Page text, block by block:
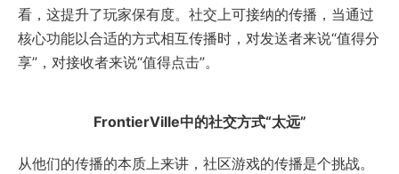
看，这提升了玩家保有度。社交上可接纳的传播，当通过
核心功能以合适的方式相互传播时，对发送者来说“值得分
享”，对接收者来说“值得点击”。
FrontierVille中的社交方式“太远”
从他们的传播的本质上来讲，社区游戏的传播是个挑战。